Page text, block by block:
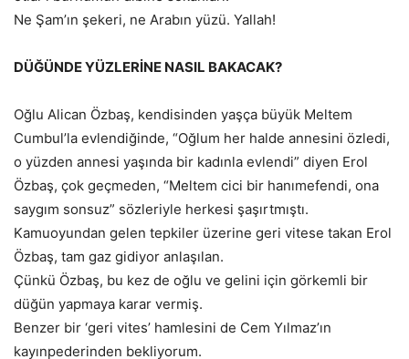
Ne Şam’ın şekeri, ne Arabın yüzü. Yallah!
DÜĞÜNDE YÜZLERİNE NASIL BAKACAK?
Oğlu Alican Özbaş, kendisinden yaşça büyük Meltem
Cumbul’la evlendiğinde, “Oğlum her halde annesini özledi,
o yüzden annesi yaşında bir kadınla evlendi” diyen Erol
Özbaş, çok geçmeden, “Meltem cici bir hanımefendi, ona
saygım sonsuz” sözleriyle herkesi şaşırtmıştı.
Kamuoyundan gelen tepkiler üzerine geri vitese takan Erol
Özbaş, tam gaz gidiyor anlaşılan.
Çünkü Özbaş, bu kez de oğlu ve gelini için görkemli bir
düğün yapmaya karar vermiş.
Benzer bir ‘geri vites’ hamlesini de Cem Yılmaz’ın
kayınpederinden bekliyorum.